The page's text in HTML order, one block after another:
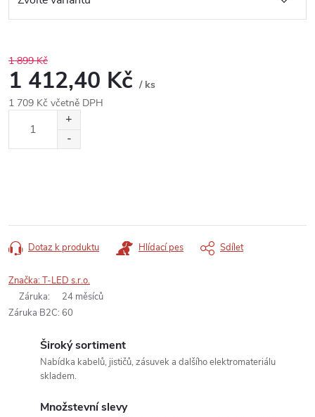
1 899 Kč
1 412,40 Kč / ks
1 709 Kč včetně DPH
Dotaz k produktu Hlídací pes Sdílet
Značka:T-LED s.r.o.
Záruka:
24 měsíců
Záruka B2C: 60
Široký sortiment
Nabídka kabelů, jističů, zásuvek a dalšího elektromateriálu
skladem.
Množstevní slevy